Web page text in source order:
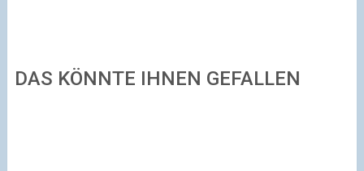
DAS KÖNNTE IHNEN GEFALLEN